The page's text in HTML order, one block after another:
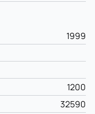
1999
1200
32590